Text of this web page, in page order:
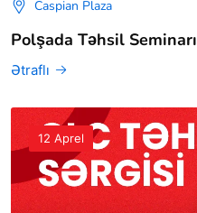
Caspian Plaza
Polşada Təhsil Seminarı
Ətraflı
12 Aprel